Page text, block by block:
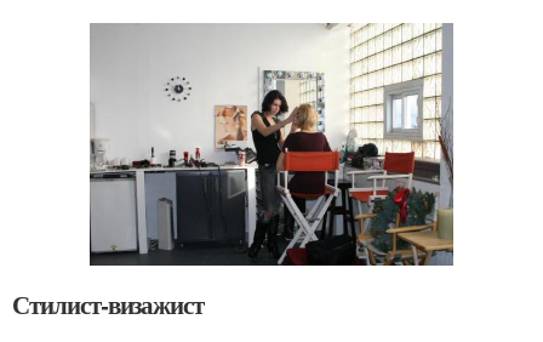
Стилист-визажист